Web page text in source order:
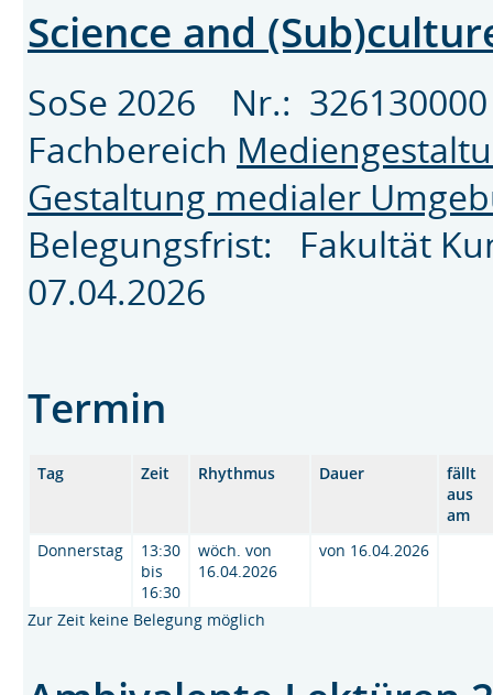
Science and
SoSe 2026 Nr.:
Fachbereich
Gestaltung medialer
Belegungsfrist: Fakultät
07.04.2026
Termin
Tag Zeit Rhythmus Dauer
fällt
aus
am
Donnerstag
13:30
bis
16:30
wöch. von
16.04.2026
von 16.04.2026
Zur Zeit keine Belegung möglich